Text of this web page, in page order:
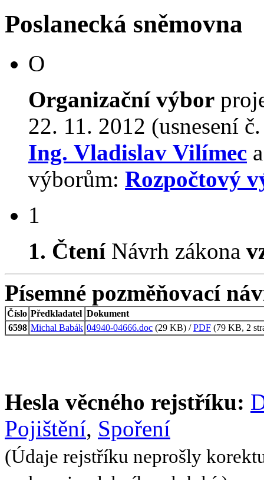
Poslanecká sněmovna
O
Organizační výbor
22. 11. 2012 (usnesení
Ing. Vladislav Vilímec
výborům: Rozpočtový
1
1. ČteníNávrh zákona
Písemné pozměňovací
Číslo Předkladatel Dokument
6598 Michal Babák 04940-04666.doc (29 KB) /PDF (79 KB, 2
Hesla věcného rejstříku:
Pojištění, Spoření
(Údaje rejstříku neprošly